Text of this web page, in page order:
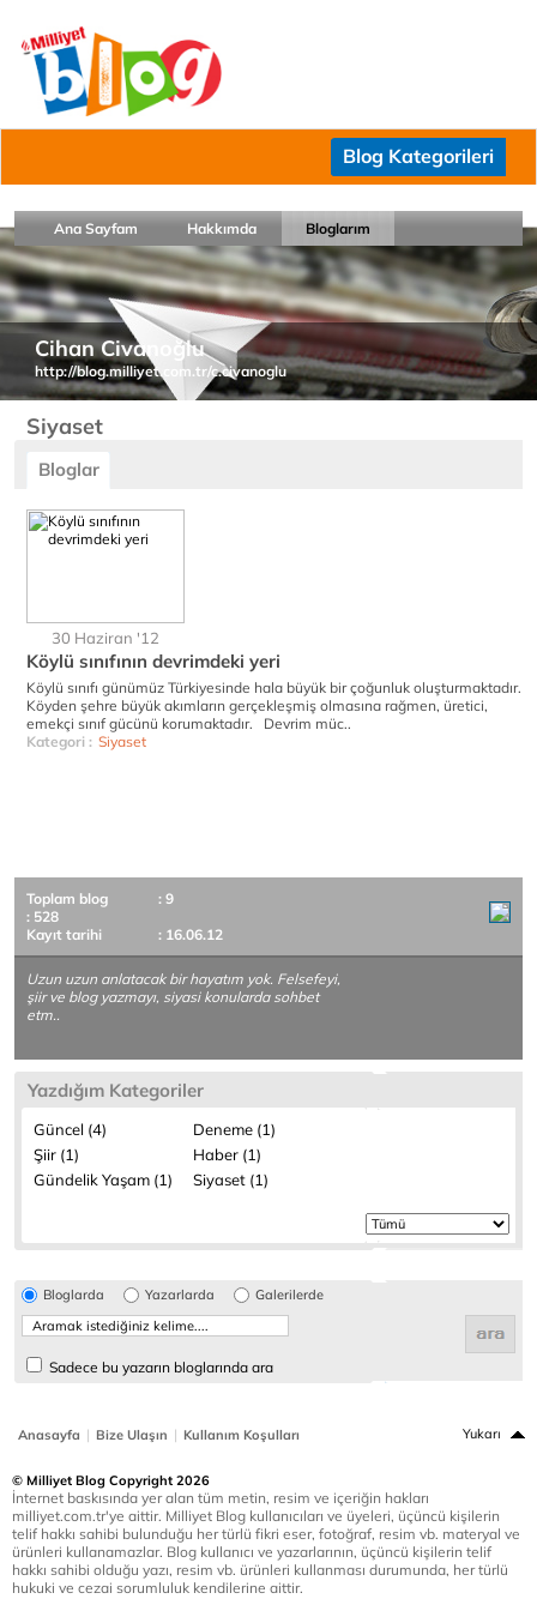
Blog Kategorileri
Ana Sayfam Hakkımda Bloglarım
Cihan Civanoğlu
http://blog.milliyet.com.tr/c.civanoglu
Siyaset
Bloglar
30 Haziran '12
Köylü sınıfının devrimdeki yeri
Köylü sınıfı günümüz Türkiyesinde hala büyük bir çoğunluk oluşturmaktadır.
Köyden şehre büyük akımların gerçekleşmiş olmasına rağmen, üretici,
emekçi sınıf gücünü korumaktadır. Devrim müc..
Kategori : Siyaset
Toplam blog
: 9
: 528
Kayıt tarihi
: 16.06.12
Uzun uzun anlatacak bir hayatım yok. Felsefeyi,
şiir ve blog yazmayı, siyasi konularda sohbet
etm..
Yazdığım Kategoriler
Güncel (4)
Deneme (1)
Şiir (1)
Haber (1)
Gündelik Yaşam (1)
Siyaset (1)
Bloglarda Yazarlarda Galerilerde
Sadece bu yazarın bloglarında ara
Anasayfa | Bize Ulaşın | Kullanım Koşulları Yukarı
© Milliyet Blog Copyright 2026
İnternet baskısında yer alan tüm metin, resim ve içeriğin hakları
milliyet.com.tr'ye aittir. Milliyet Blog kullanıcıları ve üyeleri, üçüncü kişilerin
telif hakkı sahibi bulunduğu her türlü fikri eser, fotoğraf, resim vb. materyal ve
ürünleri kullanamazlar. Blog kullanıcı ve yazarlarının, üçüncü kişilerin telif
hakkı sahibi olduğu yazı, resim vb. ürünleri kullanması durumunda, her türlü
hukuki ve cezai sorumluluk kendilerine aittir.